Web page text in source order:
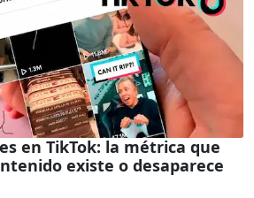
en TikTok: la métrica que
existe o desaparece